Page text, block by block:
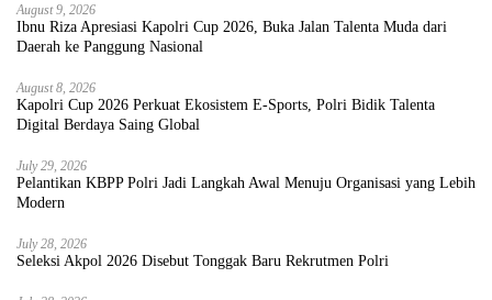
August 9, 2026
Ibnu Riza Apresiasi Kapolri Cup 2026, Buka Jalan Talenta Muda dari
Daerah ke Panggung Nasional
August 8, 2026
Kapolri Cup 2026 Perkuat Ekosistem E-Sports, Polri Bidik Talenta
Digital Berdaya Saing Global
July 29, 2026
Pelantikan KBPP Polri Jadi Langkah Awal Menuju Organisasi yang Lebih
Modern
July 28, 2026
Seleksi Akpol 2026 Disebut Tonggak Baru Rekrutmen Polri